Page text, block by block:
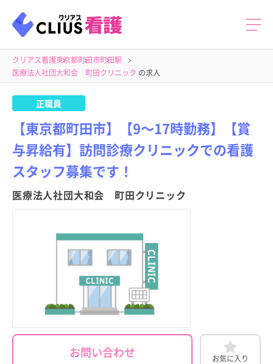
クリアス看護東京都町田市町田駅
医療法人社団大和会 町田クリニック の求人
正職員
【東京都町田市】【9～17時勤務】【賞
与昇給有】訪問診療クリニックでの看護
スタッフ募集です！
医療法人社団大和会 町田クリニック
お問い合わせ お気に入り